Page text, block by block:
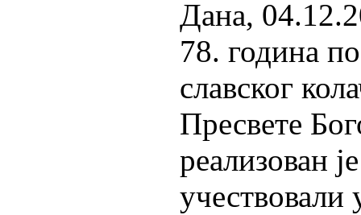
Дана,
78. година
славског
Пресвете
реализован